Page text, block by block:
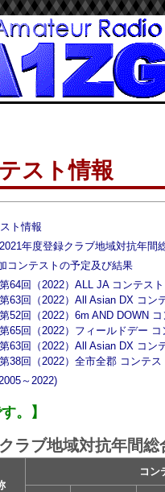
スト情報
ト情報
2021年度登録クラブ地域対抗年間
コンテストの予定及び結果
第64回（2022）ALL JA コンテスト
第63回（2022）All Asian DX コン
第52回（2022）6m AND DOWN コ
第65回（2022）フィールドデー コ
第63回（2022）All Asian DX コン
第38回（2022）全市全郡 コンテス
～2022)
。】
ラブ地域対抗年間総
コン